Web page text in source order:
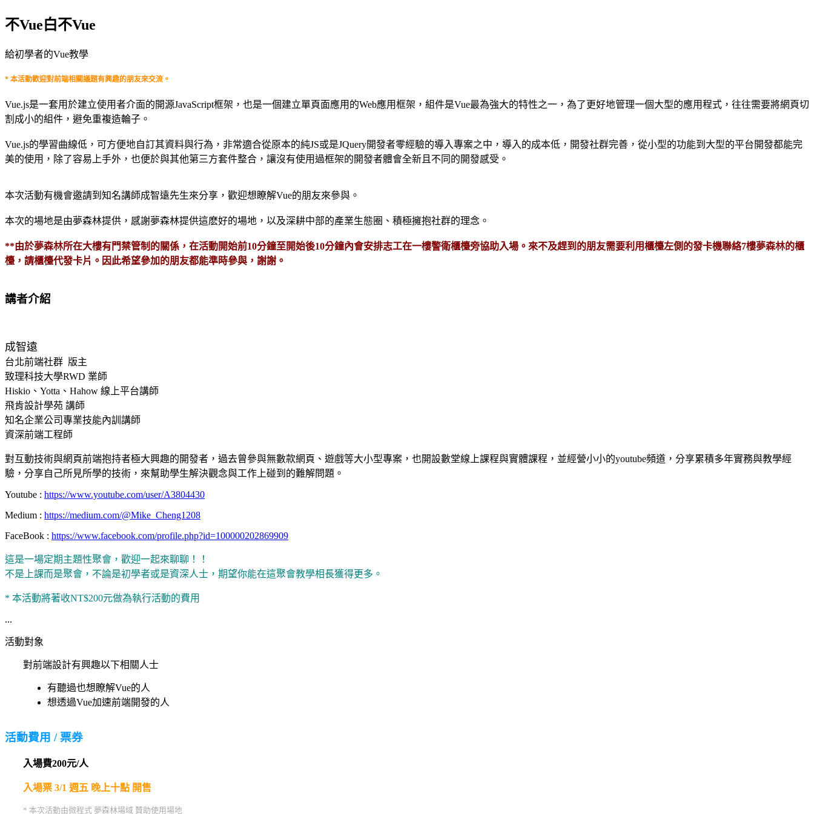
不Vue白不Vue
給初學者的Vue教學
* 本活動歡迎對前端相關議題有興趣的朋友來交流。
Vue.js是一套用於建立使用者介面的開源JavaScript框架，也是一個建立單頁面應用的Web應用框架，組件是Vue最為強大的特性之一，為了更好地管理一個大型的應用程式，往往需要將網頁切
割成小的組件，避免重複造輪子。
Vue.js的學習曲線低，可方便地自訂其資料與行為，非常適合從原本的純JS或是JQuery開發者零經驗的導入專案之中，導入的成本低，開發社群完善，從小型的功能到大型的平台開發都能完
美的使用，除了容易上手外，也便於與其他第三方套件整合，讓沒有使用過框架的開發者體會全新且不同的開發感受。
本次活動有機會邀請到知名講師成智遠先生來分享，歡迎想瞭解Vue的朋友來參與。
本次的場地是由夢森林提供，感謝夢森林提供這麽好的場地，以及深耕中部的產業生態圈、積極擁抱社群的理念。
**由於夢森林所在大樓有門禁管制的關係，在活動開始前10分鐘至開始後10分鐘內會安排志工在一樓警衛櫃檯旁協助入場。來不及趕到的朋友需要利用櫃檯左側的發卡機聯絡7樓夢森林的櫃
檯，請櫃檯代發卡片。因此希望參加的朋友都能準時參與，謝謝。
講者介紹
成智遠
台北前端社群 版主
致理科技大學RWD 業師
Hiskio、Yotta、Hahow 線上平台講師
飛肯設計學苑 講師
知名企業公司專業技能內訓講師
資深前端工程師
對互動技術與網頁前端抱持者極大興趣的開發者，過去曾參與無數款網頁、遊戲等大小型專案，也開設數堂線上課程與實體課程，並經營小小的youtube頻道，分享累積多年實務與教學經
驗，分享自己所見所學的技術，來幫助學生解決觀念與工作上碰到的難解問題。
Youtube : https://www.youtube.com/user/A3804430
Medium : https://medium.com/@Mike_Cheng1208
FaceBook : https://www.facebook.com/profile.php?id=100000202869909
這是一場定期主題性聚會，歡迎一起來聊聊！！
不是上課而是聚會，不論是初學者或是資深人士，期望你能在這聚會教學相長獲得更多。
* 本活動將著收NT$200元做為執行活動的費用
...
活動對象
對前端設計有興趣以下相關人士
有聽過也想瞭解Vue的人
想透過Vue加速前端開發的人
活動費用 / 票券
入場費200元/人
入場票 3/1 週五 晚上十點 開售
* 本次活動由微程式 夢森林場域 贊助使用場地